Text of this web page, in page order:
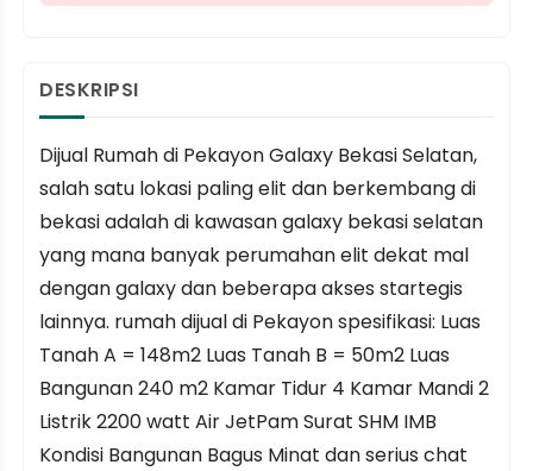
DESKRIPSI
Dijual Rumah di Pekayon Galaxy Bekasi Selatan,
salah satu lokasi paling elit dan berkembang di
bekasi adalah di kawasan galaxy bekasi selatan
yang mana banyak perumahan elit dekat mal
dengan galaxy dan beberapa akses startegis
lainnya. rumah dijual di Pekayon spesifikasi: Luas
Tanah A = 148m2 Luas Tanah B = 50m2 Luas
Bangunan 240 m2 Kamar Tidur 4 Kamar Mandi 2
Listrik 2200 watt Air JetPam Surat SHM IMB
Kondisi Bangunan Bagus Minat dan serius chat